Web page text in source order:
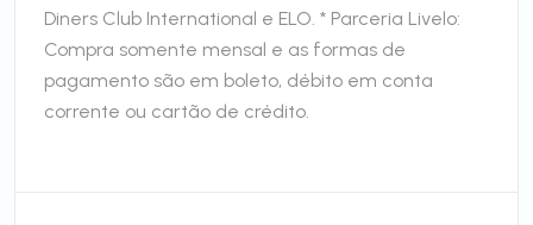
Diners Club International e ELO. * Parceria Livelo:
Compra somente mensal e as formas de
pagamento são em boleto, débito em conta
corrente ou cartão de crédito.